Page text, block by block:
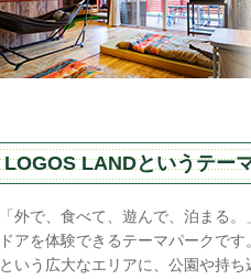
LOGOS LANDというテー
「外で、食べて、遊んで、泊まる
ドアを体験できるテーマパークで
という広大なエリアに、公園や持